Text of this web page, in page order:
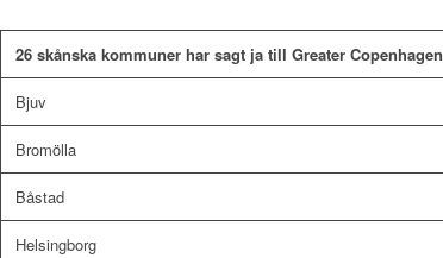
26 skånska kommuner har sagt ja till Greater Copenhagen
Bjuv
Bromölla
Båstad
Helsingborg